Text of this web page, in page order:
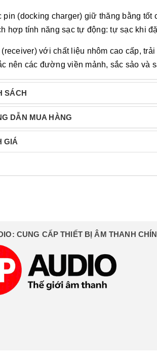
pin (docking charger) giữ thăng bằng
hợp tính năng sạc tự động: tự sạc khi
(receiver) với chất liệu nhôm cao cấp,
nên các đường viền mảnh, sắc sảo và
SÁCH
DẪN MUA HÀNG
GIÁ
CUNG CẤP THIẾT BỊ ÂM THANH